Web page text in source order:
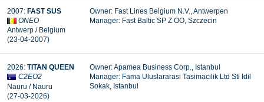
2007: FAST SUS
ONEO
Antwerp / Belgium
(23-04-2007)
Owner: Fast Lines Belgium N.V., Antwerpen
Manager: Fast Baltic SP Z OO, Szczecin
2026: TITAN QUEEN
C2EO2
Nauru / Nauru
(27-03-2026)
Owner: Apamea Business Corp., Istanbul
Manager: Fama Uluslararasi Tasimacilik Ltd Sti Idil
Sokak, Istanbul